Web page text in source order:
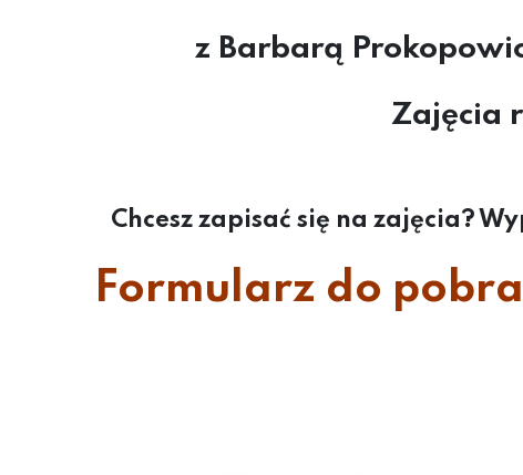
z Barbarą
Zajęcia
Chcesz zapisać się na zajęcia?
Formularz do